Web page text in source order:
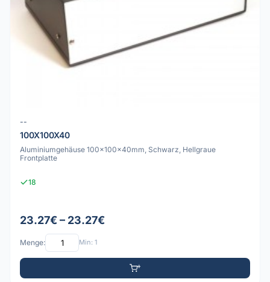
--
100X100X40
Aluminiumgehäuse 100x100x40mm, Schwarz, Hellgraue
Frontplatte
18
23.27€ – 23.27€
Menge: Min: 1